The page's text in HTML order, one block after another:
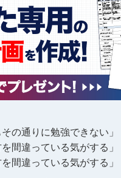
の通りに勉強できない」
間違っている気がする」
間違っている気がする」